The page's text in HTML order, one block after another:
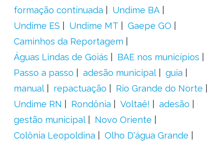
formação continuada
Undime BA
Undime ES
Undime MT
Gaepe GO
Caminhos da Reportagem
Águas Lindas de Goiás
BAE nos municípios
Passo a passo
adesão municipal
guia
manual
repactuação
Rio Grande do Norte
Undime RN
Rondônia Voltaê!
adesão
gestão municipal
Novo Oriente
Colônia Leopoldina
Olho D'água Grande